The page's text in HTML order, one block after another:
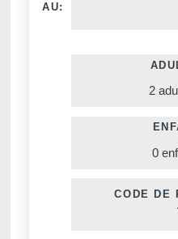
AU:
CODE DE